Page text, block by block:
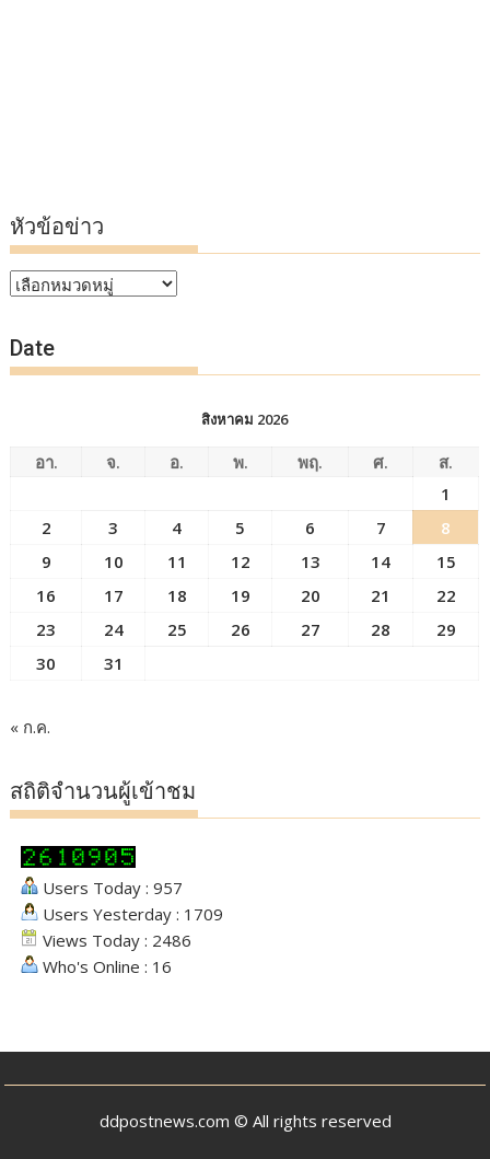
หัวข้อข่าว
หัวข้อ
Date
สิงหาคม 2026
อา. จ. อ. พ. พฤ. ศ.
ส.
1
2
3 4 5 6 7
8
9
10 11 12 13 14
15
16
17 18 19 20 21
22
23
24 25 26 27 28
29
30
31
« ก.ค.
สถิติจำนวนผู้เข้าชม
Users Today : 957
Users Yesterday : 1709
Views Today : 2486
Who's Online : 16
ddpostnews.com © All rights reserved